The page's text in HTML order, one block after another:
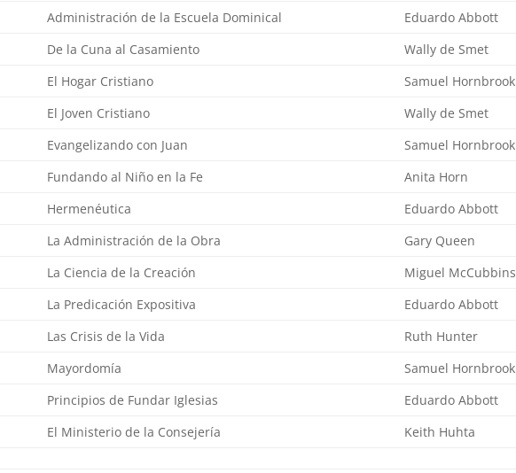
Administración de la Escuela Dominical Eduardo Abbott
De la Cuna al Casamiento Wally de Smet
El Hogar Cristiano Samuel Hornbrook
El Joven Cristiano Wally de Smet
Evangelizando con Juan Samuel Hornbrook
Fundando al Niño en la Fe Anita Horn
Hermenéutica Eduardo Abbott
La Administración de la Obra Gary Queen
La Ciencia de la Creación Miguel McCubbins
La Predicación Expositiva Eduardo Abbott
Las Crisis de la Vida Ruth Hunter
Mayordomía Samuel Hornbrook
Principios de Fundar Iglesias Eduardo Abbott
El Ministerio de la Consejería Keith Huhta